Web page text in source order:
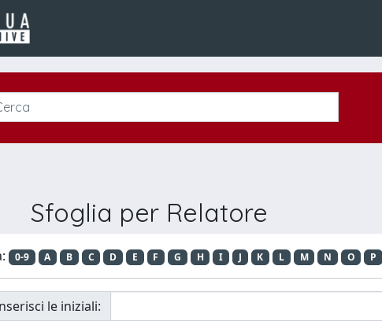
Sfoglia per Relatore
0-9 A B C D E F G H I J K L M N O P
le iniziali: